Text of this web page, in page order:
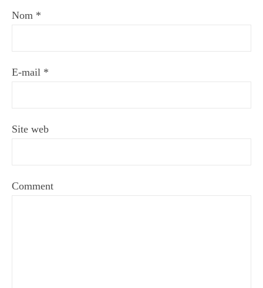
Nom *
E-mail *
Site web
Comment